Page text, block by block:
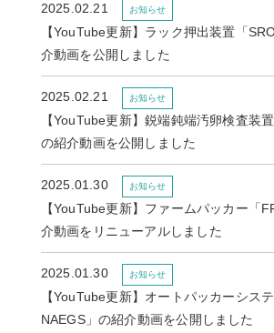
2025.02.21 お知らせ
【YouTube更新】ラック押出装置「
介動画を公開しました
2025.02.21 お知らせ
【YouTube更新】鋭端鈍端汚卵検査装
の紹介動画を公開しました
2025.01.30 お知らせ
【YouTube更新】ファームパッカー「
介動画をリニューアルしました
2025.01.30 お知らせ
【YouTube更新】オートパッカーシス
NAEGS」の紹介動画を公開しました